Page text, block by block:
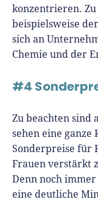
konzentrieren.
beispielsweise der
sich an
Chemie und der
#4
Zu beachten sind
sehen eine
Sonderpreise für
Frauen verstärkt
Denn noch
eine deutliche